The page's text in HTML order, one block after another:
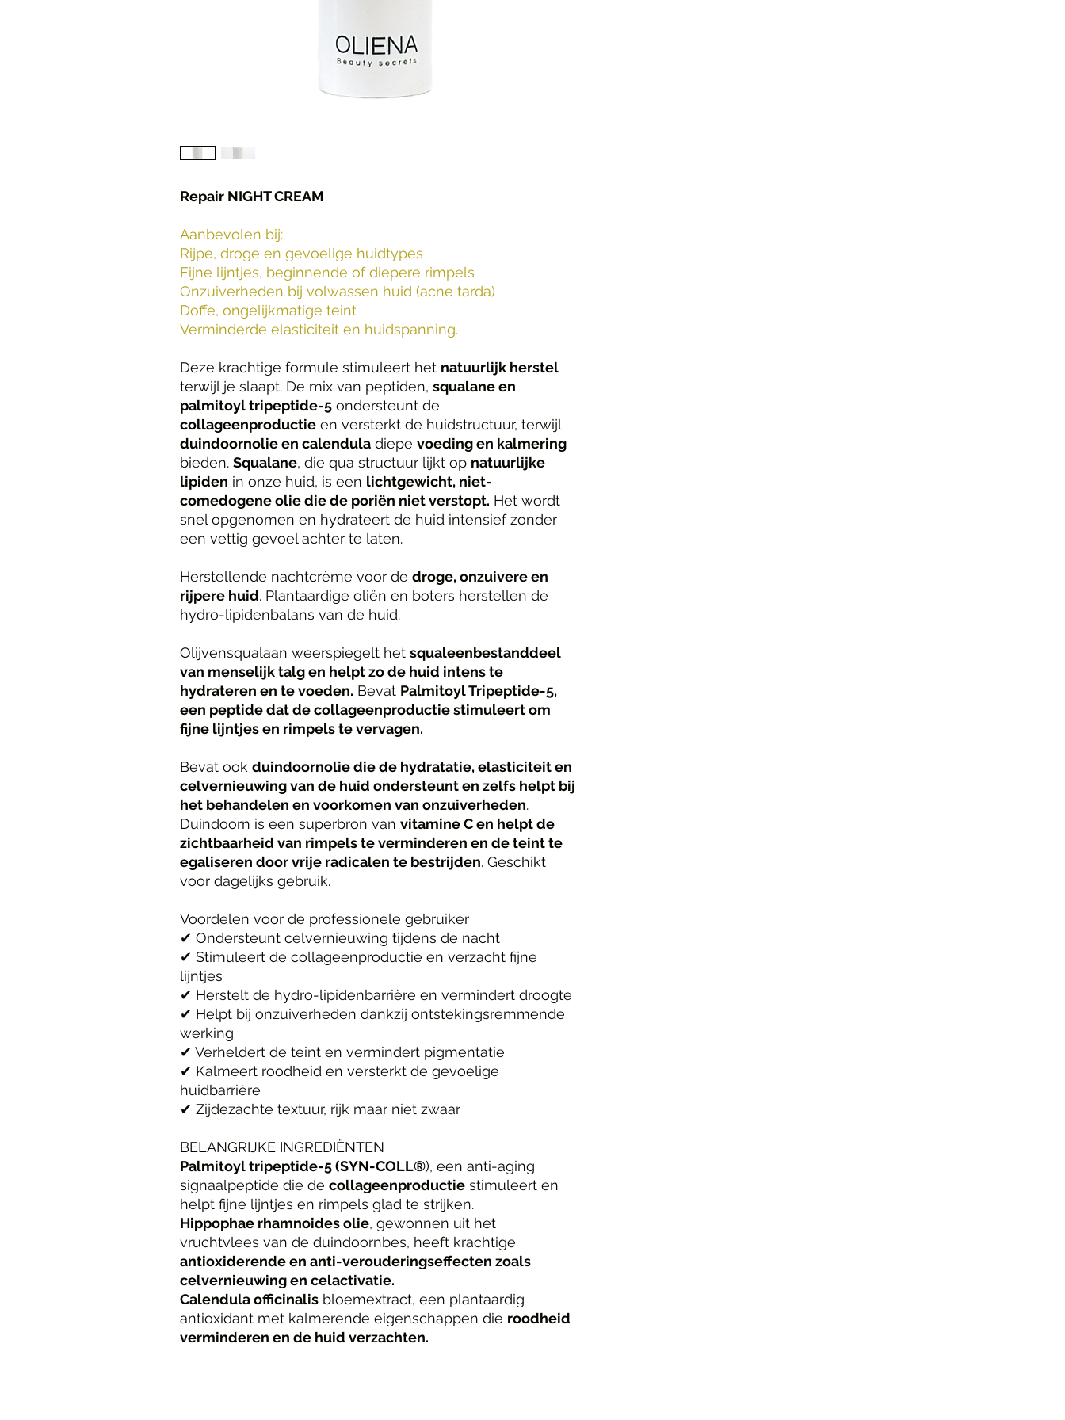
Repair NIGHT CREAM
Aanbevolen bij:
Rijpe, droge en gevoelige huidtypes
Fijne lijntjes, beginnende of diepere rimpels
Onzuiverheden bij volwassen huid (acne tarda)
Doffe, ongelijkmatige teint
Verminderde elasticiteit en huidspanning.
Deze krachtige formule stimuleert het natuurlijk herstel
terwijl je slaapt. De mix van peptiden, squalane en
palmitoyl tripeptide-5 ondersteunt de
collageenproductie en versterkt de huidstructuur, terwijl
duindoornolie en calendula diepe voeding en kalmering
bieden. Squalane, die qua structuur lijkt op natuurlijke
lipiden in onze huid, is een lichtgewicht, niet-
comedogene olie die de poriën niet verstopt. Het wordt
snel opgenomen en hydrateert de huid intensief zonder
een vettig gevoel achter te laten.
Herstellende nachtcrème voor de droge, onzuivere en
rijpere huid. Plantaardige oliën en boters herstellen de
hydro-lipidenbalans van de huid.
Olijvensqualaan weerspiegelt het squaleenbestanddeel
van menselijk talg en helpt zo de huid intens te
hydrateren en te voeden. Bevat Palmitoyl Tripeptide-5,
een peptide dat de collageenproductie stimuleert om
fijne lijntjes en rimpels te vervagen.
Bevat ook duindoornolie die de hydratatie, elasticiteit en
celvernieuwing van de huid ondersteunt en zelfs helpt bij
het behandelen en voorkomen van onzuiverheden.
Duindoorn is een superbron van vitamine C en helpt de
zichtbaarheid van rimpels te verminderen en de teint te
egaliseren door vrije radicalen te bestrijden. Geschikt
voor dagelijks gebruik.
Voordelen voor de professionele gebruiker
✔ Ondersteunt celvernieuwing tijdens de nacht
✔ Stimuleert de collageenproductie en verzacht fijne
lijntjes
✔ Herstelt de hydro-lipidenbarrière en vermindert droogte
✔ Helpt bij onzuiverheden dankzij ontstekingsremmende
werking
✔ Verheldert de teint en vermindert pigmentatie
✔ Kalmeert roodheid en versterkt de gevoelige
huidbarrière
✔ Zijdezachte textuur, rijk maar niet zwaar
BELANGRIJKE INGREDIËNTEN
Palmitoyl tripeptide-5 (SYN-COLL®), een anti-aging
signaalpeptide die de collageenproductie stimuleert en
helpt fijne lijntjes en rimpels glad te strijken.
Hippophae rhamnoides olie, gewonnen uit het
vruchtvlees van de duindoornbes, heeft krachtige
antioxiderende en anti-verouderingseffecten zoals
celvernieuwing en celactivatie.
Calendula officinalis bloemextract, een plantaardig
antioxidant met kalmerende eigenschappen die roodheid
verminderen en de huid verzachten.